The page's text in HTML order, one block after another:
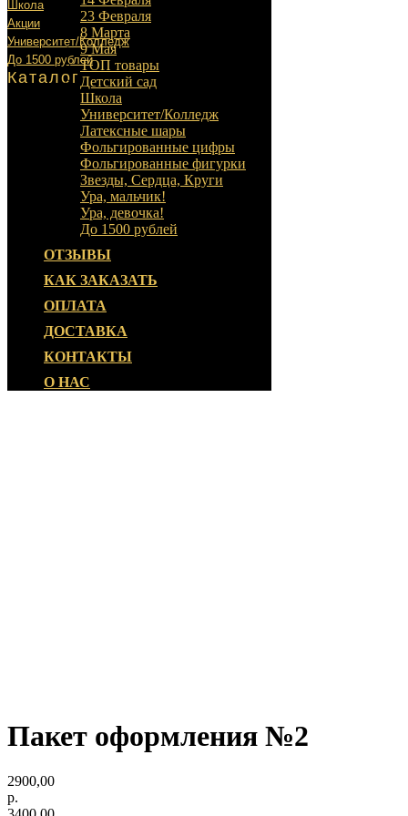
Школа
Акции
Университет/Колледж
До 1500 рублей
Каталог
23 Февраля
8 Марта
9 Мая
ТОП товары
Детский сад
Школа
Университет/Колледж
Латексные шары
Фольгированные цифры
Фольгированные фигурки
Звезды, Сердца, Круги
Ура, мальчик!
Ура, девочка!
До 1500 рублей
ОТЗЫВЫ
КАК ЗАКАЗАТЬ
ОПЛАТА
ДОСТАВКА
КОНТАКТЫ
О НАС
Пакет оформления №2
2900,00
р.